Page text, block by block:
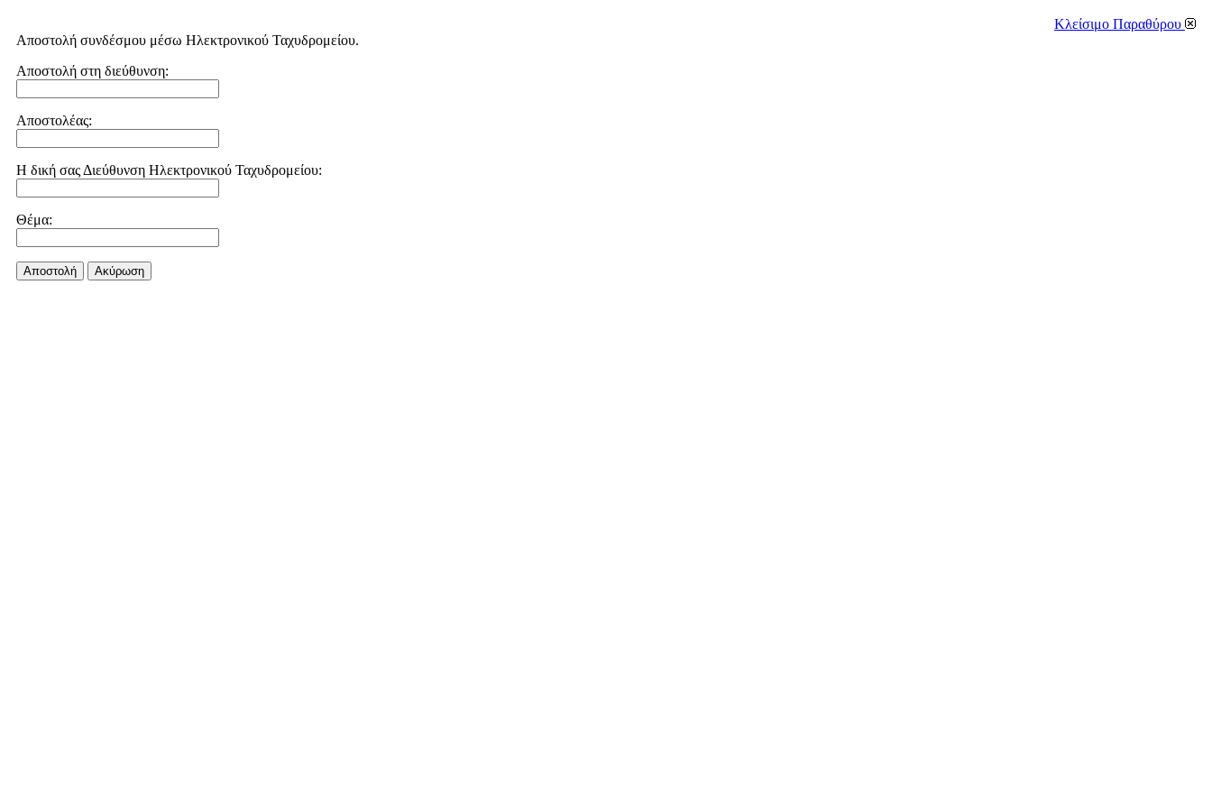
Κλείσιμο Παραθύρου
Αποστολή συνδέσμου μέσω Ηλεκτρονικού Ταχυδρομείου.
Αποστολή στη διεύθυνση:
Αποστολέας:
Η δική σας Διεύθυνση Ηλεκτρονικού Ταχυδρομείου:
Θέμα:
Αποστολή Aκύρωση